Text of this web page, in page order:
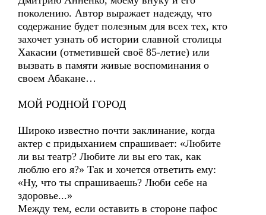
поколению. Автор выражает надежду, что
содержание будет полезным для всех тех, кто
захочет узнать об истории славной столицы
Хакасии (отметившей своё 85-летие) или
вызвать в памяти живые воспоминания о
своем Абакане…
МОЙ РОДНОЙ ГОРОД
Широко известно почти заклинание, когда
актер с придыханием спрашивает: «Любите
ли вы театр? Любите ли вы его так, как
люблю его я?» Так и хочется ответить ему:
«Ну, что ты спрашиваешь? Люби себе на
здоровье...»
Между тем, если оставить в стороне пафос